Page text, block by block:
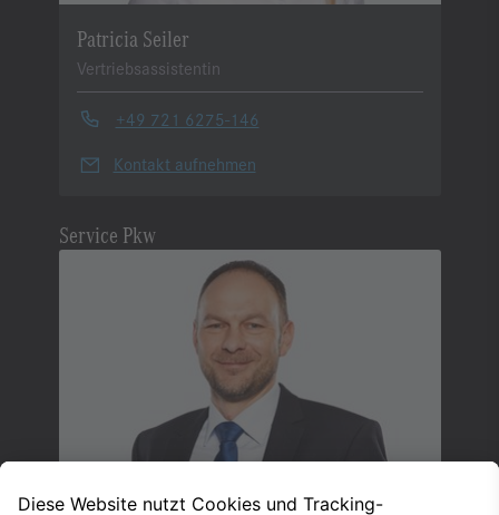
Patricia Seiler
Vertriebsassistentin
+49 721 6275-146
Kontakt aufnehmen
Service Pkw
Peter Wieber